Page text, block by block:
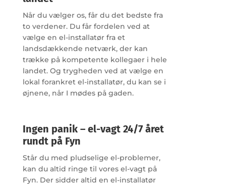
Når du vælger os, får du det bedste fra
to verdener. Du får fordelen ved at
vælge en el-installatør fra et
landsdækkende netværk, der kan
trække på kompetente kollegaer i hele
landet. Og trygheden ved at vælge en
lokal forankret el-installatør, du kan se i
øjnene, når I mødes på gaden.
Ingen panik – el-vagt 24/7 året
rundt på Fyn
Står du med pludselige el-problemer,
kan du altid ringe til vores el-vagt på
Fyn. Der sidder altid en el-installatør